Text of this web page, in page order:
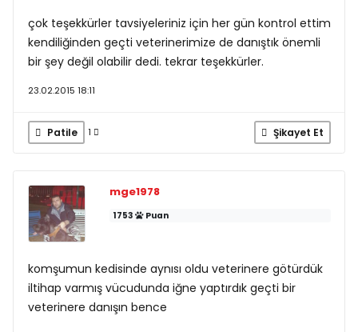
çok teşekkürler tavsiyeleriniz için her gün kontrol ettim
kendiliğinden geçti veterinerimize de danıştık önemli
bir şey değil olabilir dedi. tekrar teşekkürler.
23.02.2015 18:11
Patile 1 Şikayet Et
mge1978
1753 Puan
komşumun kedisinde aynısı oldu veterinere götürdük
iltihap varmış vücudunda iğne yaptırdık geçti bir
veterinere danışın bence